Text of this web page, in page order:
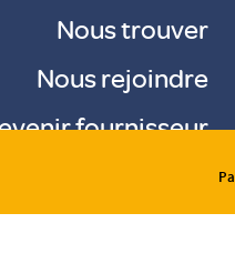
paramètres de
Nous trouver
Nous rejoindre
fournisseur
Droits & Devoirs-